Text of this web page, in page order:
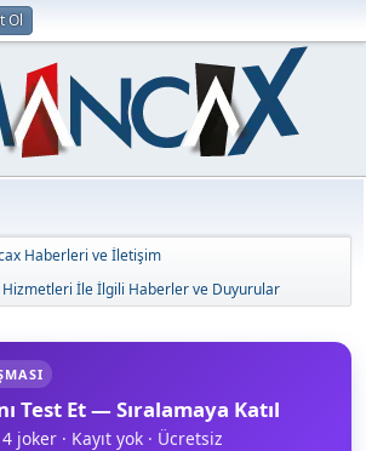
Ol
Haberleri ve İletişim
İle İlgili Haberler ve Duyurular
Test Et — Sıralamaya Katıl
joker · Kayıt yok · Ücretsiz